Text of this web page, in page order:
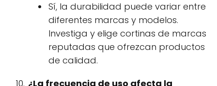
Sí, la durabilidad puede variar entre
diferentes marcas y modelos.
Investiga y elige cortinas de marcas
reputadas que ofrezcan productos
de calidad.
¿La frecuencia de uso afecta la